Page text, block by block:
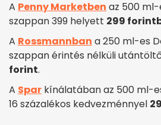
A Penny Marketben az 500
szappan 399 helyett 299
A Rossmannban a 250 ml-es
szappan érintés nélküli
forint.
A Spar kínálatában az 500 ml-
16 százalékos kedvezménnyel